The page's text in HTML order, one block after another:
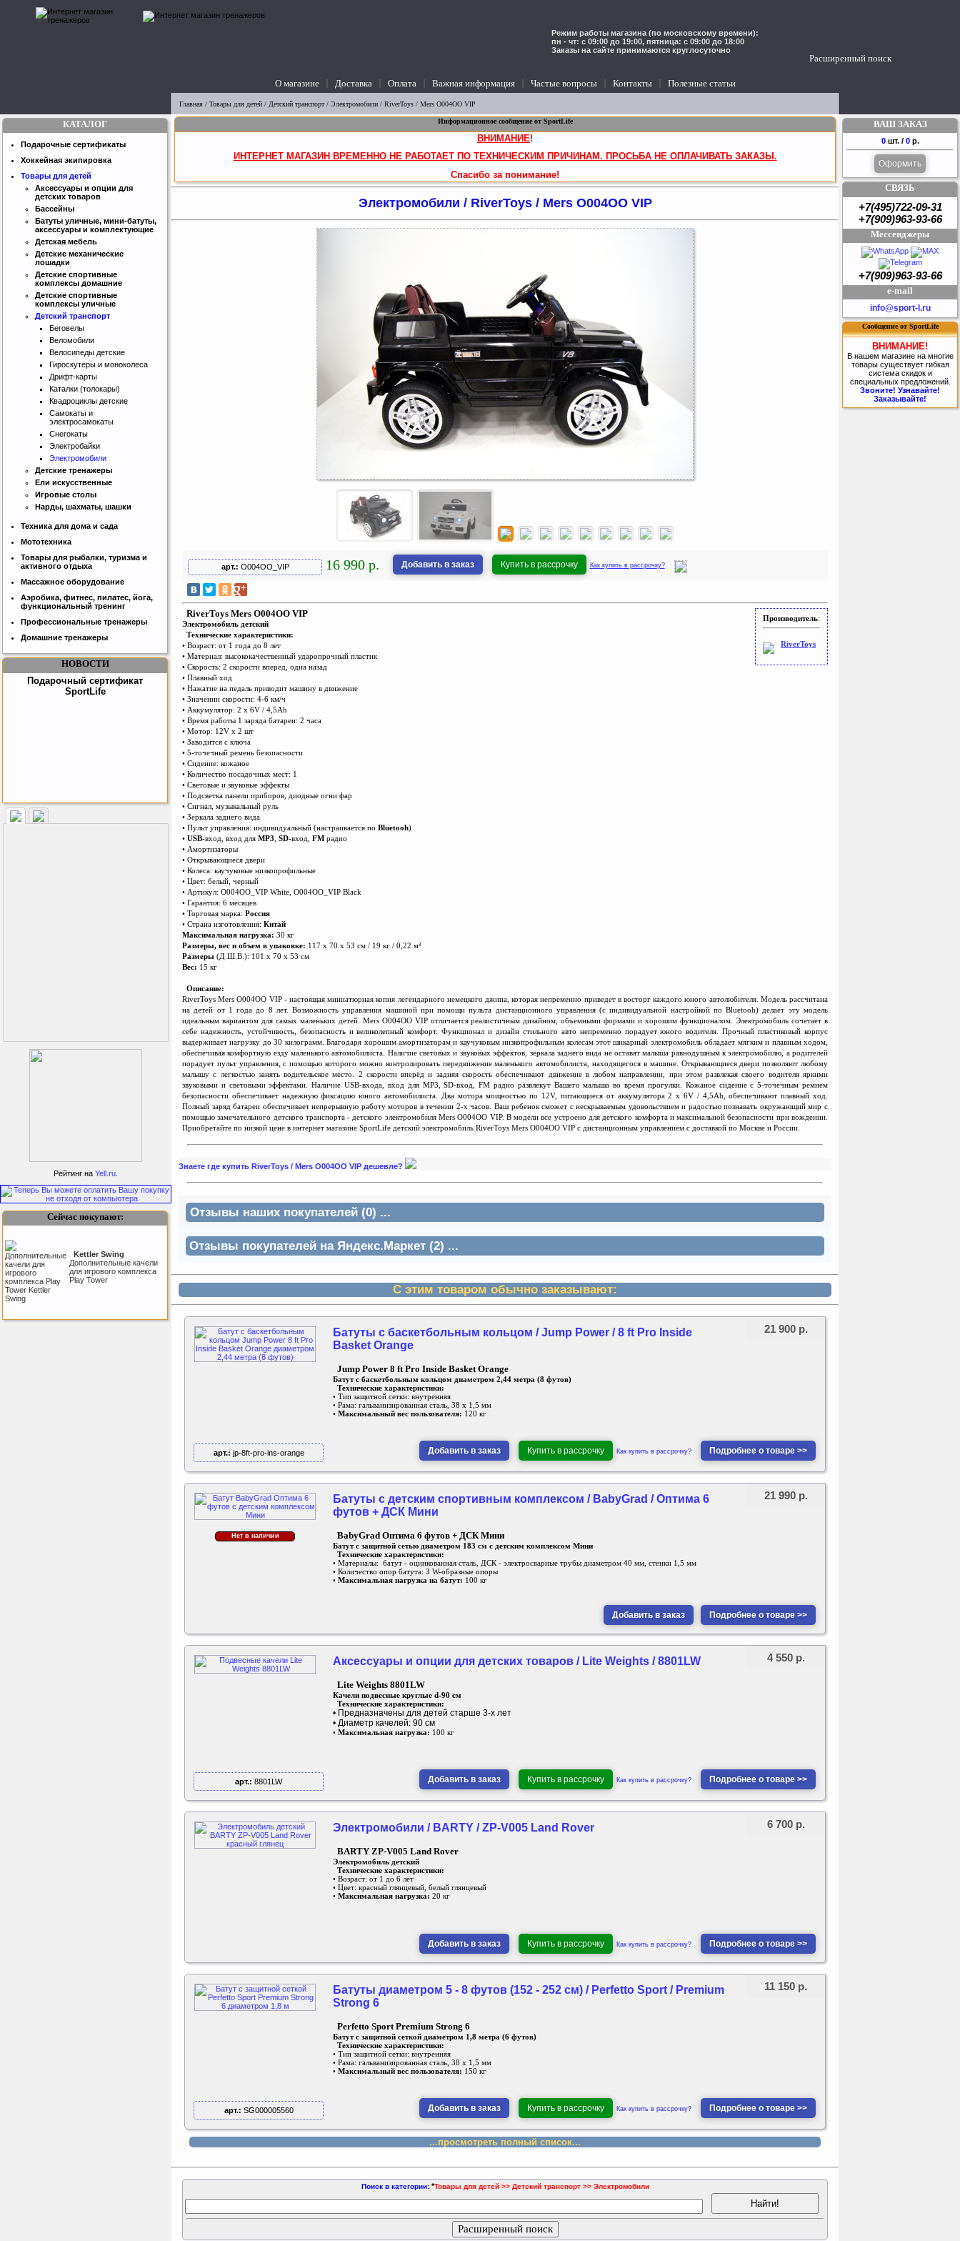
Расширенный поиск
Режим работы магазина (по московскому времени):
пн - чт: с 09:00 до 19:00, пятница: с 09:00 до 18:00
Заказы на сайте принимаются круглосуточно
О магазине Доставка Оплата Важная информация Частые вопросы Контакты Полезные статьи
Главная / Товары для детей / Детский транспорт/ Электромобили / RiverToys / Mers O004OO VIP
Информационное сообщение от SportLife
ВНИМАНИЕ!
ИНТЕРНЕТ МАГАЗИН ВРЕМЕННО НЕ РАБОТАЕТ ПО ТЕХНИЧЕСКИМ ПРИЧИНАМ. ПРОСЬБА НЕ ОПЛАЧИВАТЬ ЗАКАЗЫ.
Спасибо за понимание!
Электромобили / RiverToys / Mers O004OO VIP
арт.: O004OO_VIP 16 990 р. Добавить в заказ Купить в рассрочку Как купить в рассрочку?
Производитель:
RiverToys
RiverToys Mers O004OO VIP
Электромобиль детский
Технические характеристики:
• Возраст: от 1 года до 8 лет
• Материал: высококачественный ударопрочный пластик
• Скорость: 2 скорости вперед, одна назад
• Плавный ход
• Нажатие на педаль приводит машину в движение
• Значении скорости: 4-6 км/ч
• Аккумулятор: 2 х 6V / 4,5Ah
• Время работы 1 заряда батареи: 2 часа
• Мотор: 12V х 2 шт
• Заводится с ключа
• 5-точечный ремень безопасности
• Сидение: кожаное
• Количество посадочных мест: 1
• Световые и звуковые эффекты
• Подсветка панели приборов, диодные огни фар
• Сигнал, музыкальный руль
• Зеркала заднего вида
• Пульт управления: индивидуальный (настраивается по Bluetooh)
• USB-вход, вход для MP3 SD-вход, FM радио
• Амортизаторы
• Открывающиеся двери
• Колеса: каучуковые низкопрофильные
• Цвет: белый, черный
• Артикул: O004OO_VIP White, O004OO_VIP Black
• Гарантия: 6 месяцев
• Торговая марка: Россия
• Страна изготовления: Китай
Максимальная нагрузка: 30 кг
Размеры, вес и объем в упаковке: 117 х 70 х 53 см / 19 кг / 0,22 м³
Размеры (Д.Ш.В.): 101 х 70 х 53 cм
Вес: 15 кг
Описание:
RiverToys Mers O004OO VIP - настоящая миниатюрная копия легендарного немецкого джипа, которая непременно приведет в восторг каждого юного автолюбителя. Модель рассчитана
на детей от 1 года до 8 лет. Возможность управления машиной при помощи пульта дистанционного управления (с индивидуальной настройкой по Bluetooh) делает эту модель
идеальным вариантом для самых маленьких детей. Mers O004OO VIP отличается реалистичным дизайном, объемными формами и хорошим функционалом. Электромобиль сочетает в
себе надежность, устойчивость, безопасность и великолепный комфорт. Функционал и дизайн стильного авто непременно порадует юного водителя. Прочный пластиковый корпус
выдерживает нагрузку до 30 килограмм. Благодаря хорошим амортизаторам и каучуковым низкопрофильным колесам этот шикарный электромобиль обладает мягким и плавным ходом,
обеспечивая комфортную езду маленького автомобилиста. Наличие световых и звуковых эффектов, зеркала заднего вида не оставят малыша равнодушным к электромобилю, а родителей
порадует пульт управления, с помощью которого можно контролировать передвижение маленького автомобилиста, находящегося в машине. Открывающиеся двери позволяют любому
малышу с легкостью занять водительское место. 2 скорости вперёд и задняя скорость обеспечивают движение в любом направлении, при этом развлекая своего водителя яркими
звуковыми и световыми эффектами. Наличие USB-входа, вход для MP3, SD-вход, FM радио развлекут Вашего малыша во время прогулки. Кожаное сидение с 5-точечным ремнем
безопасности обеспечивает надежную фиксацию юного автомобилиста. Два мотора мощностью по 12V, питающиеся от аккумулятора 2 х 6V / 4,5Ah, обеспечивают плавный ход.
Полный заряд батареи обеспечивает непрерывную работу моторов в течении 2-х часов. Ваш ребенок сможет с нескрываемым удовольствием и радостью познавать окружающий мир с
помощью замечательного детского транспорта - детского электромобиля Mers O004OO VIP. В модели все устроено для детского комфорта и максимальной безопасности при вождении.
Приобретайте по низкой цене в интернет магазине SportLife детский электромобиль RiverToys Mers O004OO VIP с дистанционным управлением с доставкой по Москве и России.
Знаете где купить RiverToys / Mers O004OO VIP дешевле?
Отзывы наших покупателей (0) ...
Отзывы покупателей на Яндекс.Маркет (2) ...
С этим товаром обычно заказывают:
Батуты с баскетбольным кольцом / Jump Power / 8 ft Pro Inside
Basket Orange
Jump Power 8 ft Pro Inside Basket Orange
Батут с баскетбольным кольцом диаметром 2,44 метра (8 футов)
Технические характеристики:
• Тип защитной сетки: внутренняя
• Рама: гальванизированная сталь, 38 х 1,5 мм
• Максимальный вес пользователя: 120 кг
арт.: jp-8ft-pro-ins-orange Добавить в заказ Купить в рассрочку Как купить в рассрочку? Подробнее о товаре >>
21 900 р.
Нет в наличии
Батуты с детским спортивным комплексом / BabyGrad / Оптима 6
футов + ДСК Мини
BabyGrad Оптима 6 футов + ДСК Мини
Батут с защитной сетью диаметром 183 см с детским комплексом Мини
Технические характеристики:
• Материалы: батут - оцинкованная сталь, ДСК - электросварные трубы диаметром 40 мм, стенки 1,5 мм
• Количество опор батута: 3 W-образные опоры
• Максимальная нагрузка на батут: 100 кг
Добавить в заказ Подробнее о товаре >>
21 990 р.
Аксессуары и опции для детских товаров / Lite Weights / 8801LW
Lite Weights 8801LW
Качели подвесные круглые d-90 см
Технические характеристики:
• Предназначены для детей старше 3-х лет
• Диаметр качелей: 90 см
• Максимальная нагрузка: 100 кг
арт.: 8801LW Добавить в заказ Купить в рассрочку Как купить в рассрочку? Подробнее о товаре >>
4 550 р.
Электромобили / BARTY / ZP-V005 Land Rover
BARTY ZP-V005 Land Rover
Электромобиль детский
Технические характеристики:
• Возраст: от 1 до 6 лет
• Цвет: красный глянцевый, белый глянцевый
• Максимальная нагрузка: 20 кг
Добавить в заказ Купить в рассрочку Как купить в рассрочку? Подробнее о товаре >>
6 700 р.
Батуты диаметром 5 - 8 футов (152 - 252 см) / Perfetto Sport / Premium
Strong 6
Perfetto Sport Premium Strong 6
Батут с защитной сеткой диаметром 1,8 метра (6 футов)
Технические характеристики:
• Тип защитной сетки: внутренняя
• Рама: гальванизированная сталь, 38 х 1,5 мм
• Максимальный вес пользователя: 150 кг
арт.: SG000005560 Добавить в заказ Купить в рассрочку Как купить в рассрочку? Подробнее о товаре >>
11 150 р.
...просмотреть полный список...
Поиск в категории: *Товары для детей >> Детский транспорт >> Электромобили
Расширенный поиск
КАТАЛОГ
Подарочные сертификаты
Хоккейная экипировка
Товары для детей
Аксессуары и опции для
детских товаров
Бассейны
Батуты уличные, мини-батуты,
аксессуары и комплектующие
Детская мебель
Детские механические
лошадки
Детские спортивные
комплексы домашние
Детские спортивные
комплексы уличные
Детский транспорт
Беговелы
Веломобили
Велосипеды детские
Гироскутеры и моноколеса
Дрифт-карты
Каталки (толокары)
Квадроциклы детские
Самокаты и
электросамокаты
Снегокаты
Электробайки
Электромобили
Детские тренажеры
Ели искусственные
Игровые столы
Нарды, шахматы, шашки
Техника для дома и сада
Мототехника
Товары для рыбалки, туризма и
активного отдыха
Массажное оборудование
Аэробика, фитнес, пилатес, йога,
функциональный тренинг
Профессиональные тренажеры
Домашние тренажеры
НОВОСТИ
Интернет магазин SportLife
Работаем на рынке спортивных
товаров с 2008 года!
товара!
Подарочный сертификат
SportLife
Как заставить женщину
заниматся спортом?
Рейтинг на Yell.ru
Сейчас покупают:
батута 3,05м (Т-
коннектор)
Каркас батута Sport Elite
диаметром 3,05 метра
(10FT)
Kettler Swing
Дополнительные качели
для игрового комплекса
Play Tower
ВАШ ЗАКАЗ
0 шт. / 0 р.
Оформить
СВЯЗЬ
+7(495)722-09-31
+7(909)963-93-66
Мессенджеры
+7(909)963-93-66
e-mail
info@sport-l.ru
Сообщение от SportLife
ВНИМАНИЕ!
В нашем магазине на многие
товары существует гибкая
система скидок и
специальных предложений.
Звоните! Узнавайте!
Заказывайте!